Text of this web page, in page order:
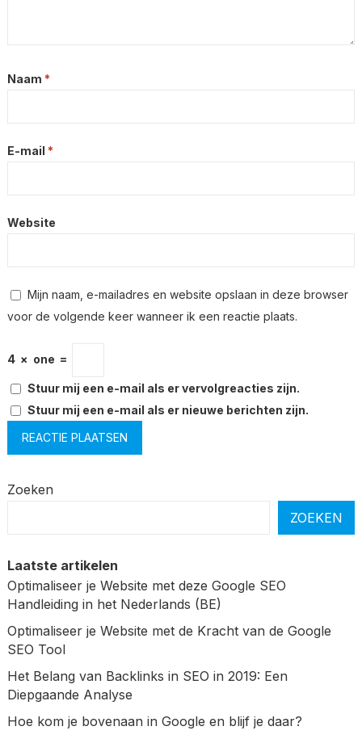
Naam *
E-mail *
Website
Mijn naam, e-mailadres en website opslaan in deze browser
voor de volgende keer wanneer ik een reactie plaats.
4 × one =
Stuur mij een e-mail als er vervolgreacties zijn.
Stuur mij een e-mail als er nieuwe berichten zijn.
Zoeken
ZOEKEN
Laatste artikelen
Optimaliseer je Website met deze Google SEO
Handleiding in het Nederlands (BE)
Optimaliseer je Website met de Kracht van de Google
SEO Tool
Het Belang van Backlinks in SEO in 2019: Een
Diepgaande Analyse
Hoe kom je bovenaan in Google en blijf je daar?